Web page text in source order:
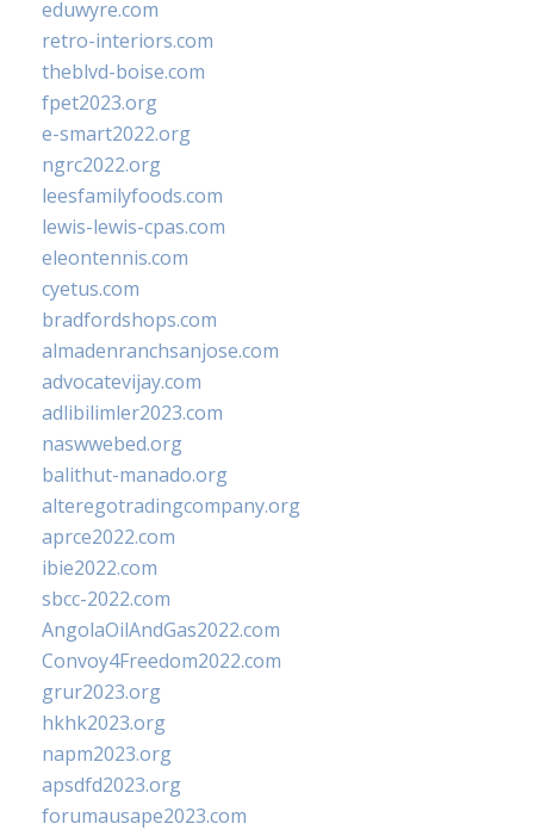
eduwyre.com
retro-interiors.com
theblvd-boise.com
fpet2023.org
e-smart2022.org
ngrc2022.org
leesfamilyfoods.com
lewis-lewis-cpas.com
eleontennis.com
cyetus.com
bradfordshops.com
almadenranchsanjose.com
advocatevijay.com
adlibilimler2023.com
naswwebed.org
balithut-manado.org
alteregotradingcompany.org
aprce2022.com
ibie2022.com
sbcc-2022.com
AngolaOilAndGas2022.com
Convoy4Freedom2022.com
grur2023.org
hkhk2023.org
napm2023.org
apsdfd2023.org
forumausape2023.com